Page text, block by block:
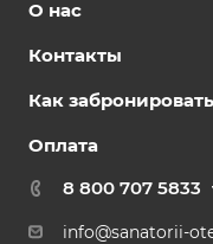
О нас
Контакты
Как забронировать
Оплата
8 800 707 5833
info@sanatorii-